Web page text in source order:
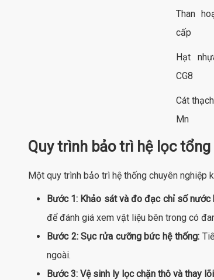
Than
cấp
Hạt
CG8
Cát
Mn
Quy trình bảo trì hệ lọc
Một quy trình bảo trì hệ thống chuyên
Bước 1: Khảo sát và đo đạc chỉ số nước
để đánh giá xem vật liệu bên trong có
Bước 2: Sục rửa cưỡng bức hệ thống:
ngoài.
Bước 3: Vệ sinh ly lọc chặn thô và thay